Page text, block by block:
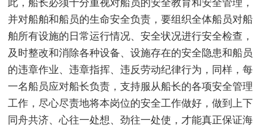
此，船长必须十分重视对船员的安全教育和安全管理，
并对船舶和船员的生命安全负责，要组织全体船员对船
舶所有设施的日常运行情况、安全状况进行安全检查，
及时整改和消除各种设备、设施存在的安全隐患和船员
的违章作业、违章指挥、违反劳动纪律行为，同样，每
一名船员应对船长负责，支持服从船长的各项安全管理
工作，尽心尽责地将本岗位的安全工作做好，做到上下
同舟共济、心往一处想、劲往一处使，才能真正保证海